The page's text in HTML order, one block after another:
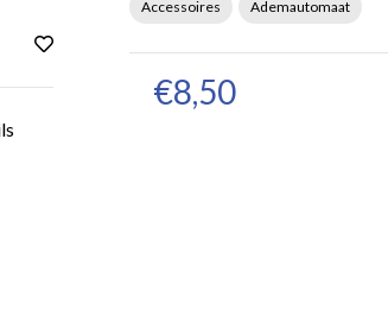
Accessoires Ademautomaat
€8,50